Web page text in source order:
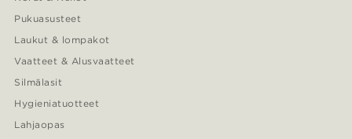
Pukuasusteet
Laukut & lompakot
Vaatteet & Alusvaatteet
Silmälasit
Hygieniatuotteet
Lahjaopas